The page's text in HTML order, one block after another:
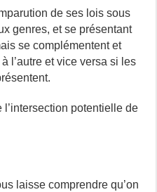
de ses lois sous
genres, et se présentant
se complémentent et
l’autre et vice versa si les
l’intersection potentielle de
laisse comprendre qu’on